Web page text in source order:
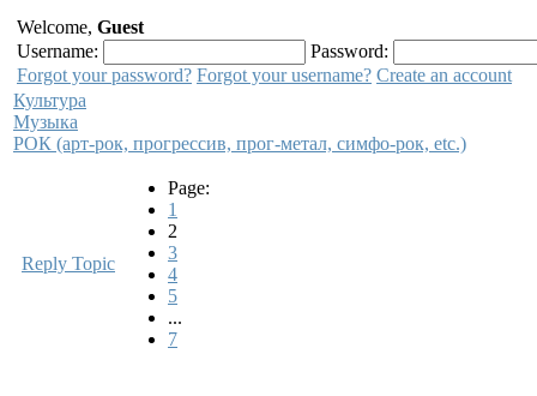
Welcome, Guest
Username:
Password:
Forgot your password? Forgot your username? Create an account
Культура
Музыка
РОК (арт-рок, прогрессив, прог-метал, симфо-рок, etc.)
Reply Topic
Page:
1
2
3
4
5
...
7